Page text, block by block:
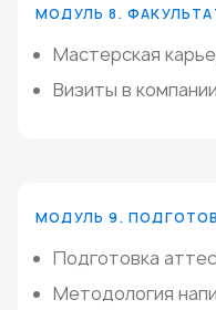
МОДУЛЬ 8.
Мастерская
Визиты в компании
МОДУЛЬ 9.
Подготовка
Методология